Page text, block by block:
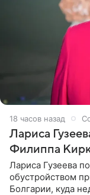
18 часов назад
Лариса
Филиппа
Лариса Гузеева
обустройством
Болгарии, куда